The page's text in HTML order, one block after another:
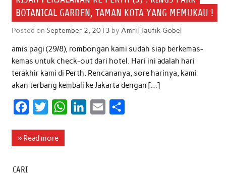
BOTANICAL GARDEN, TAMAN KOTA YANG MEMUKAU !
Posted on September 2, 2013 by Amril Taufik Gobel
amis pagi (29/8), rombongan kami sudah siap berkemas-
kemas untuk check-out dari hotel. Hari ini adalah hari
terakhir kami di Perth. Rencananya, sore harinya, kami
akan terbang kembali ke Jakarta dengan […]
c
i
W
» Read more
CARI